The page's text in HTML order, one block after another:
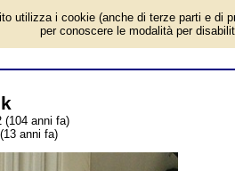
cosa ha fatto Margherita Hack,
(104 anni fa)
anni fa)
utilizza i cookie (anche di terze parti e di
per conoscere le modalità per